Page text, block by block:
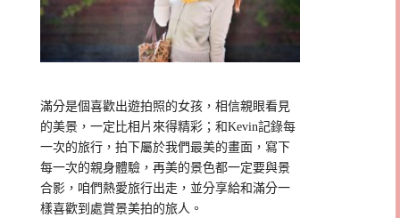
滿分是個喜歡出遊拍照的女孩，相信親眼看見
的美景，一定比相片來得精彩；和Kevin記錄每
一次的旅行，拍下屬於我們最美的畫面，寫下
每一次的親身體驗，再美的景色都一定要與景
合影，咱們熱愛旅行出走，並分享給和滿分一
樣喜歡到處賞景美拍的旅人。